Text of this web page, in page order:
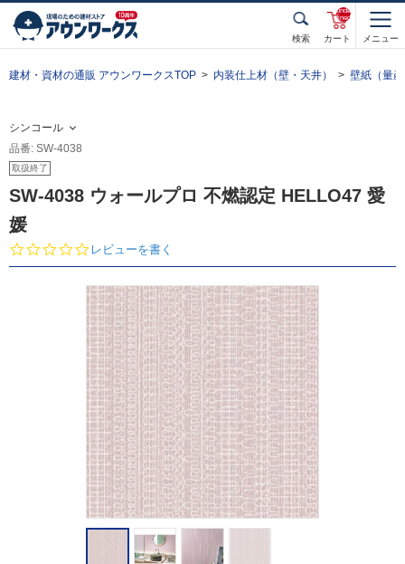
検索 カート
unde
fined
メニュー
建材・資材の通販 アウンワークスTOP 内装仕上材（壁・天井） 壁紙（量
シンコール
品番: SW-4038
取扱終了
SW-4038 ウォールプロ 不燃認定 HELLO47 愛
媛
0.
0
t
a
r
r
a
t
i
n
g
レビューを書く